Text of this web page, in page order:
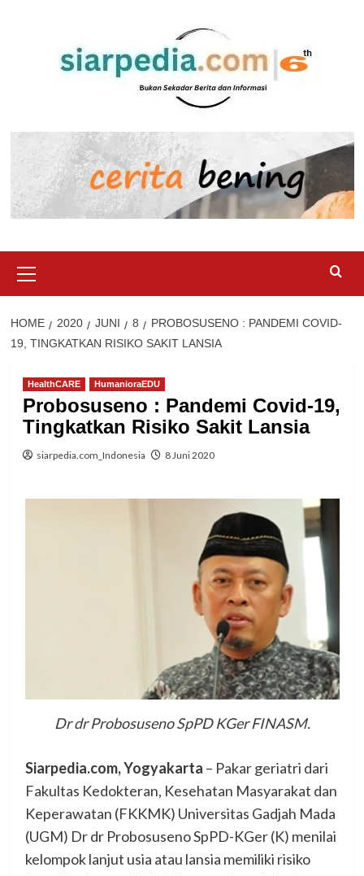
Menu
HOME 2020 JUNI 8
PROBOSUSENO : PANDEMI COVID-
19, TINGKATKAN RISIKO SAKIT LANSIA
HealthCARE HumanioraEDU
Probosuseno : Pandemi Covid-19,
Tingkatkan Risiko Sakit Lansia
siarpedia.com_Indonesia 8 Juni 2020
Dr dr Probosuseno SpPD KGer FINASM.
Siarpedia.com, Yogyakarta – Pakar geriatri dari
Fakultas Kedokteran, Kesehatan Masyarakat dan
Keperawatan (FKKMK) Universitas Gadjah Mada
(UGM) Dr dr Probosuseno SpPD-KGer (K) menilai
kelompok lanjut usia atau lansia memiliki risiko